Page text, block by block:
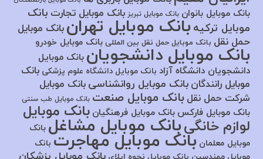
بانک موبایل بانوان بانک موبایل تبریز بانک موبایل تجارت بانک
موبایل ترکیه بانک موبایل تهران بانک موبایل
حمل نقل بانک موبایل حمل نقل بین المللی بانک موبایل خودرو
بانک موبایل دانشجویان بانک موبایل
دانشجویان دانشگاه آزاد بانک موبایل دانشگاه علوم پزشکی بانک
موبایل رانندگان بانک موبایل روانشناسی بانک موبایل
شرکت حمل نقل بانک موبایل صنعت بانک موبایل طب سنتی
بانک موبایل فارکس بانک موبایل فرهنگیان بانک موبایل
لوازم خانگیبانک موبایل مشاغلبانک
موبایل معلمان بانک موبایل مهاجرت بانک